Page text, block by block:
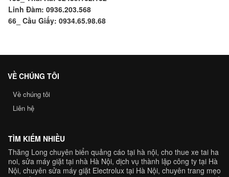
Linh Đàm: 0936.203.568
66_ Cầu Giấy: 0934.65.98.68
VỀ CHÚNG TÔI
Về chúng tôi
Liên hệ
TÌM KIẾM NHIỀU
Thăng Long chuyên biển quảng cáo tại hà nội, cho thue xe tai ha
noi, sửa máy giặt tại nhà Hà Nội, dịch vụ thành lập công ty tại Hà
Nội, chuyên sửa máy giặt Electrolux tại Hà Nội, chuyên trang mẹo